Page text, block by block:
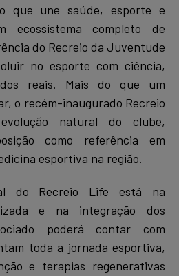
que une saúde, esporte e
ecossistema completo de
do Recreio da Juventude
no esporte com ciência,
reais. Mais do que um
o recém-inaugurado Recreio
natural do clube,
como referência em
esportiva na região.
do Recreio Life está na
e na integração dos
poderá contar com
toda a jornada esportiva,
e terapias regenerativas